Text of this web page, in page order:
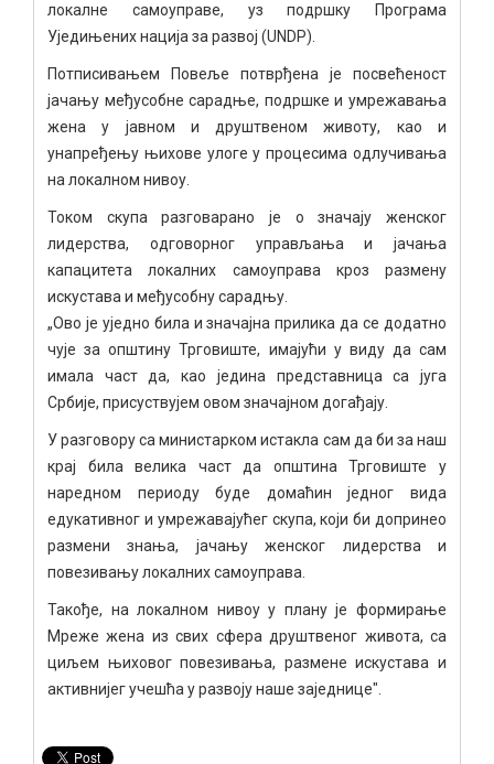
локалне самоуправе, уз подршку Програма
Уједињених нација за развој (UNDP).
Потписивањем Повеље потврђена је посвећеност
јачању међусобне сарадње, подршке и умрежавања
жена у јавном и друштвеном животу, као и
унапређењу њихове улоге у процесима одлучивања
на локалном нивоу.
Током скупа разговарано је о значају женског
лидерства, одговорног управљања и јачања
капацитета локалних самоуправа кроз размену
искустава и међусобну сарадњу.
„Ово је уједно била и значајна прилика да се додатно
чује за општину Трговиште, имајући у виду да сам
имала част да, као једина представница са југа
Србије, присуствујем овом значајном догађају.
У разговору са министарком истакла сам да би за наш
крај била велика част да општина Трговиште у
наредном периоду буде домаћин једног вида
едукативног и умрежавајућег скупа, који би допринео
размени знања, јачању женског лидерства и
повезивању локалних самоуправа.
Такође, на локалном нивоу у плану је формирање
Мреже жена из свих сфера друштвеног живота, са
циљем њиховог повезивања, размене искустава и
активнијег учешћа у развоју наше заједнице".